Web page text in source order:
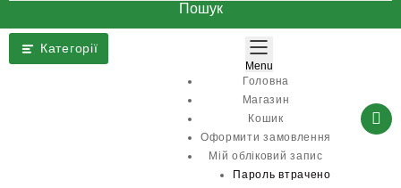
Пошук
Категорії
Menu
Головна
Магазин
Кошик
Оформити замовлення
Мій обліковий запис
Пароль втрачено